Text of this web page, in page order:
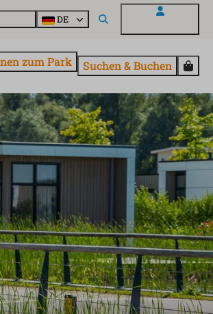
DE
zum Park Suchen & Buchen